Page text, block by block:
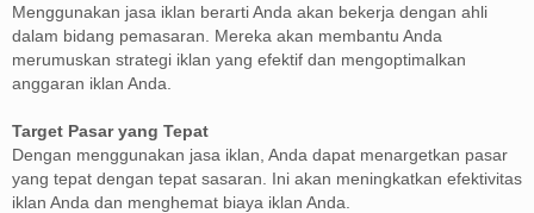
Menggunakan jasa iklan berarti Anda akan bekerja dengan ahli
dalam bidang pemasaran. Mereka akan membantu Anda
merumuskan strategi iklan yang efektif dan mengoptimalkan
anggaran iklan Anda.
Target Pasar yang Tepat
Dengan menggunakan jasa iklan, Anda dapat menargetkan pasar
yang tepat dengan tepat sasaran. Ini akan meningkatkan efektivitas
iklan Anda dan menghemat biaya iklan Anda.